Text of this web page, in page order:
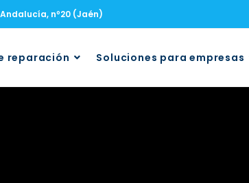
nº20 (Jaén)
reparación Soluciones para empresas